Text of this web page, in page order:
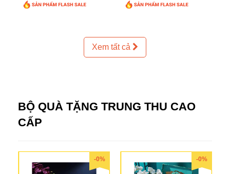
Xem tất cả
BỘ QUÀ TẶNG TRUNG THU CAO
CẤP
-0% -0%